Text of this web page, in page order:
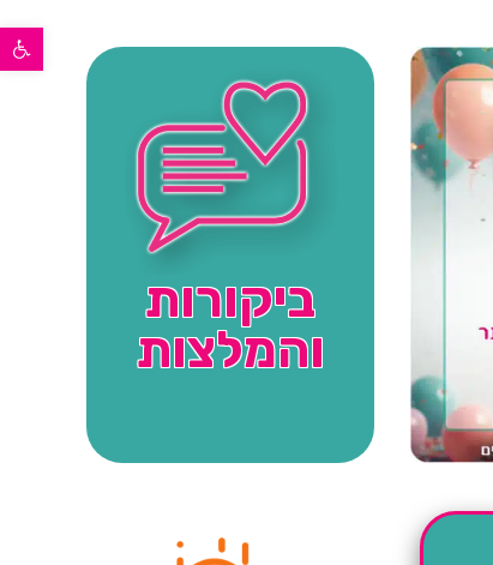
פתח סרגל נגישות
ביקורות
והמלצות